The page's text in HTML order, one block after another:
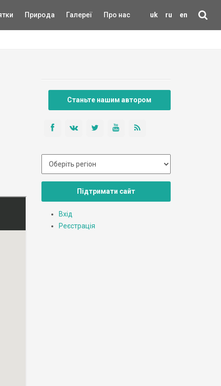
uk ru en
Природа Галереї Про нас
Станьте нашим автором
Підтримати сайт
Вхід
Реєстрація